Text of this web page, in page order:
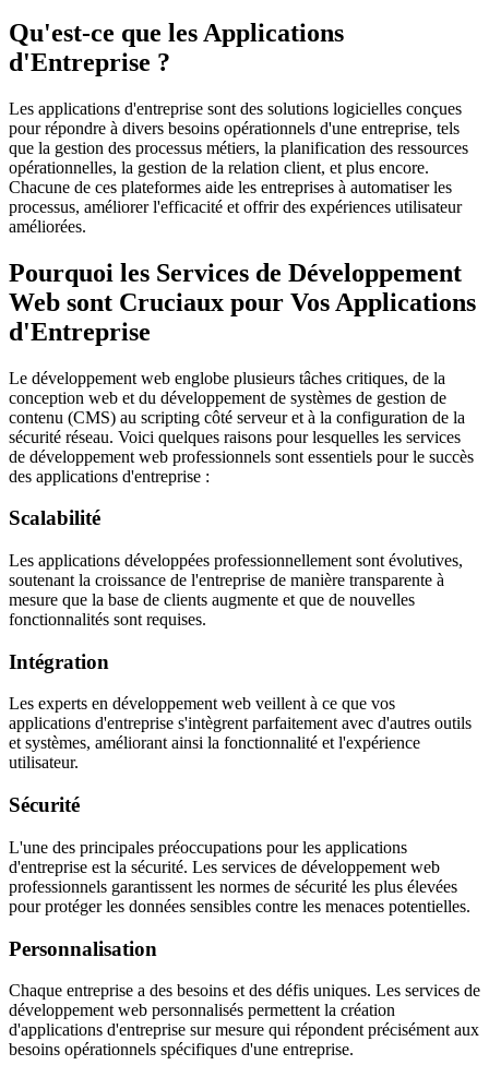
Qu'est-ce que les Applications
d'Entreprise ?
Les applications d'entreprise sont des solutions logicielles conçues
pour répondre à divers besoins opérationnels d'une entreprise, tels
que la gestion des processus métiers, la planification des ressources
opérationnelles, la gestion de la relation client, et plus encore.
Chacune de ces plateformes aide les entreprises à automatiser les
processus, améliorer l'efficacité et offrir des expériences utilisateur
améliorées.
Pourquoi les Services de Développement
Web sont Cruciaux pour Vos Applications
d'Entreprise
Le développement web englobe plusieurs tâches critiques, de la
conception web et du développement de systèmes de gestion de
contenu (CMS) au scripting côté serveur et à la configuration de la
sécurité réseau. Voici quelques raisons pour lesquelles les services
de développement web professionnels sont essentiels pour le succès
des applications d'entreprise :
Scalabilité
Les applications développées professionnellement sont évolutives,
soutenant la croissance de l'entreprise de manière transparente à
mesure que la base de clients augmente et que de nouvelles
fonctionnalités sont requises.
Intégration
Les experts en développement web veillent à ce que vos
applications d'entreprise s'intègrent parfaitement avec d'autres outils
et systèmes, améliorant ainsi la fonctionnalité et l'expérience
utilisateur.
Sécurité
L'une des principales préoccupations pour les applications
d'entreprise est la sécurité. Les services de développement web
professionnels garantissent les normes de sécurité les plus élevées
pour protéger les données sensibles contre les menaces potentielles.
Personnalisation
Chaque entreprise a des besoins et des défis uniques. Les services de
développement web personnalisés permettent la création
d'applications d'entreprise sur mesure qui répondent précisément aux
besoins opérationnels spécifiques d'une entreprise.